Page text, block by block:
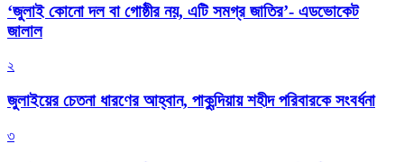
‘জুলাই কোনো দল বা গোষ্ঠীর নয়, এটি সমগ্র জাতির’- এডভোকেট
জালাল
২
জুলাইয়ের চেতনা ধারণের আহ্বান, পাকুন্দিয়ায় শহীদ পরিবারকে সংবর্ধনা
৩